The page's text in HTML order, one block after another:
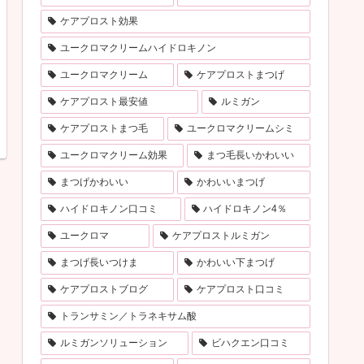
ケアプロスト効果
ユークロマクリームハイドロキノン
ユークロマクリーム ケアプロストまつげ
ケアプロスト最安値 ルミガン
ケアプロストまつ毛 ユークロマクリームシミ
ユークロマクリーム効果 まつ毛長いかわいい
まつげかわいい かわいいまつげ
ハイドロキノン口コミ ハイドロキノン4％
ユークロマ ケアプロストルミガン
まつげ長いつけま かわいい下まつげ
ケアプロストブログ ケアプロスト口コミ
トランサミン／トラネキサム酸
ルミガンソリューション ビハクエン口コミ